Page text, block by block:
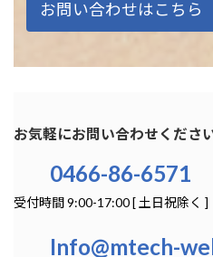
お問い合わせはこちら
お気軽にお問い合わせください
0466-86-6571
受付時間 9:00-17:00 [ 土日祝除く ]
Info@mtech-